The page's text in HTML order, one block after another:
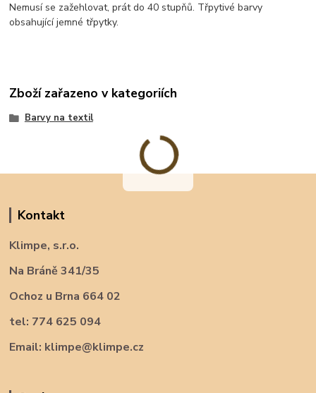
Nemusí se zažehlovat, prát do 40 stupňů. Třpytivé barvy
obsahující jemné třpytky.
Zboží zařazeno v kategoriích
Barvy na textil
Kontakt
Klimpe, s.r.o.
Na Bráně 341/35
Ochoz u Brna 664 02
tel: 774 625 094
Email: klimpe@klimpe.cz